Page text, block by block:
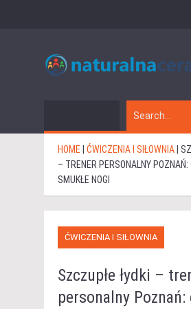
HOME ĆWICZENIA I SIŁOWNIA
– TRENER PERSONALNY POZNAŃ:
SMUKŁE NOGI
ĆWICZENIA I SIŁOWNIA
Szczupłe łydki –
personalny Poznań: